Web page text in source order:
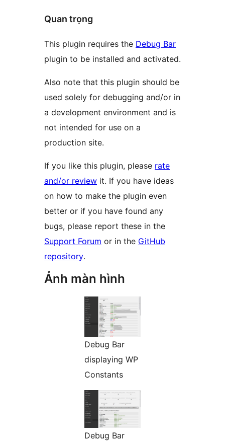
Quan trọng
This plugin requires the Debug Bar
plugin to be installed and activated.
Also note that this plugin should be
used solely for debugging and/or in
a development environment and is
not intended for use on a
production site.
If you like this plugin, please rate
and/or review it. If you have ideas
on how to make the plugin even
better or if you have found any
bugs, please report these in the
Support Forum or in the GitHub
repository.
Ảnh màn hình
Debug Bar
displaying WP
Constants
Debug Bar